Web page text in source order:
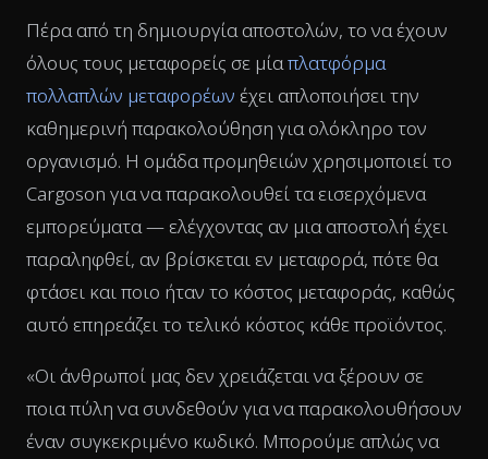
Πέρα από τη δημιουργία αποστολών, το να έχουν
όλους τους μεταφορείς σε μίαπλατφόρμα
πολλαπλών μεταφορέων έχει απλοποιήσει την
καθημερινή παρακολούθηση για ολόκληρο τον
οργανισμό. Η ομάδα προμηθειών χρησιμοποιεί το
Cargoson για να παρακολουθεί τα εισερχόμενα
εμπορεύματα — ελέγχοντας αν μια αποστολή έχει
παραληφθεί, αν βρίσκεται εν μεταφορά, πότε θα
φτάσει και ποιο ήταν το κόστος μεταφοράς, καθώς
αυτό επηρεάζει το τελικό κόστος κάθε προϊόντος.
«Οι άνθρωποί μας δεν χρειάζεται να ξέρουν σε
ποια πύλη να συνδεθούν για να παρακολουθήσουν
έναν συγκεκριμένο κωδικό. Μπορούμε απλώς να